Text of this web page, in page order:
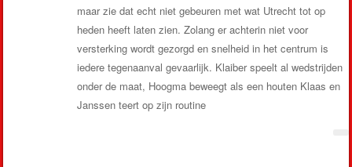
maar zie dat echt niet gebeuren met wat Utrecht tot op
heden heeft laten zien. Zolang er achterin niet voor
versterking wordt gezorgd en snelheid in het centrum is
iedere tegenaanval gevaarlijk. Klaiber speelt al wedstrijden
onder de maat, Hoogma beweegt als een houten Klaas en
Janssen teert op zijn routine